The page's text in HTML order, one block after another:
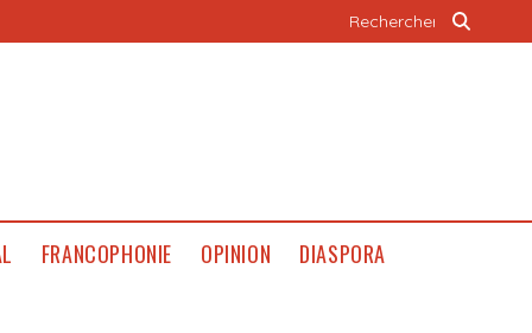
FRANCOPHONIE OPINION DIASPORA